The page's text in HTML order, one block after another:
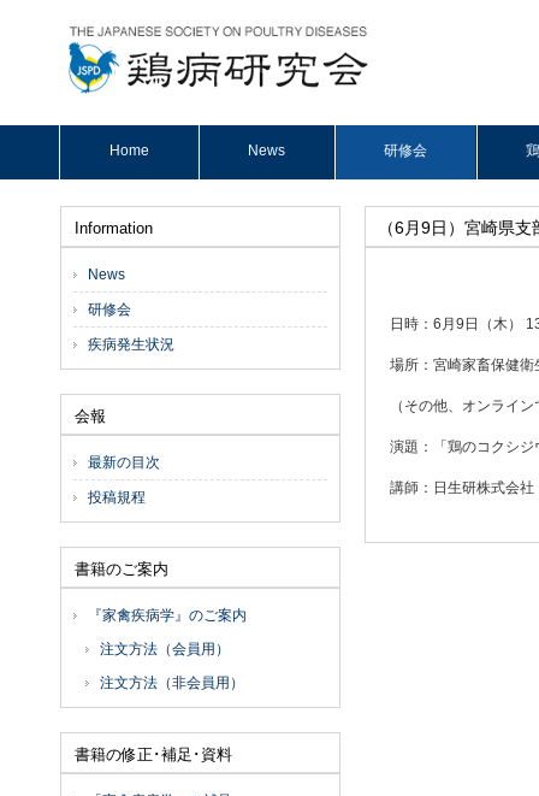
Home News 研修会
（6月9日）宮崎県
日時：6月9日（木）
場所：宮崎家畜保健衛
（その他、オンライ
演題：「鶏のコクシ
講師：日生研株式会
Information
News
研修会
疾病発生状況
会報
最新の目次
投稿規程
書籍のご案内
『家禽疾病学』のご案内
注文方法（会員用）
注文方法（非会員用）
書籍の修正･補足･資料